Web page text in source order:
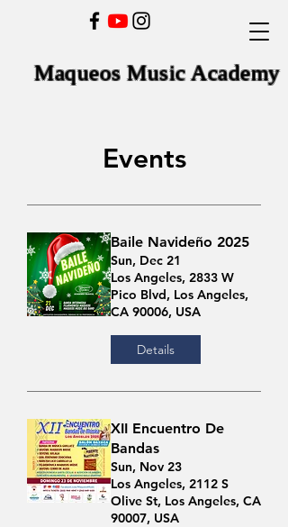
Maqueos Music Academy
Events
Baile Navideño 2025
Sun, Dec 21
Los Angeles, 2833 W
Pico Blvd, Los Angeles,
CA 90006, USA
Details
XII Encuentro De
Bandas
Sun, Nov 23
Los Angeles, 2112 S
Olive St, Los Angeles, CA
90007, USA